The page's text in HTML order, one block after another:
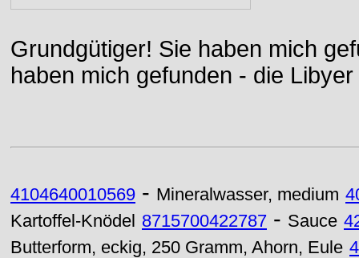
Grundgütiger! Sie haben mich
haben mich gefunden - die
4104640010569 - Mineralwasser, medium
Kartoffel-Knödel 8715700422787 - Sauce
Butterform, eckig, 250 Gramm, Ahorn, Eule